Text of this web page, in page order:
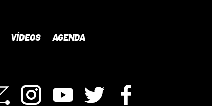
VÍDEOS AGENDA